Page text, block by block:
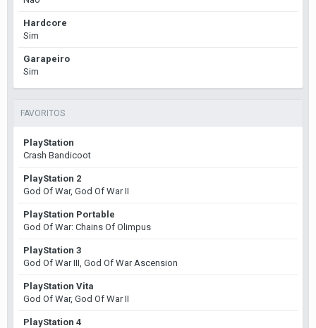
Hardcore
Sim
Garapeiro
Sim
FAVORITOS
PlayStation
Crash Bandicoot
PlayStation 2
God Of War, God Of War II
PlayStation Portable
God Of War: Chains Of Olimpus
PlayStation 3
God Of War III, God Of War Ascension
PlayStation Vita
God Of War, God Of War II
PlayStation 4